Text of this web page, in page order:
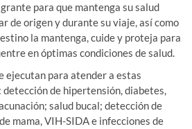
para que mantenga su salud
de origen y durante su viaje, así como
la mantenga, cuide y proteja para
en óptimas condiciones de salud.
ejecutan para atender a estas
detección de hipertensión, diabetes,
salud bucal; detección de
mama, VIH-SIDA e infecciones de